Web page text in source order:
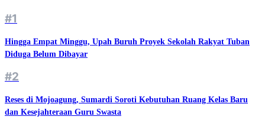
#1
Hingga Empat Minggu, Upah Buruh Proyek Sekolah Rakyat Tuban
Diduga Belum Dibayar
#2
Reses di Mojoagung, Sumardi Soroti Kebutuhan Ruang Kelas Baru
dan Kesejahteraan Guru Swasta